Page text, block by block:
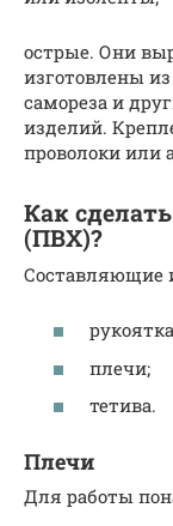
острые. Они
изготовлены из
самореза и
изделий.
проволоки или
Как
(ПВХ)?
Составляющие
плечи;
тетива.
Плечи
Для работы